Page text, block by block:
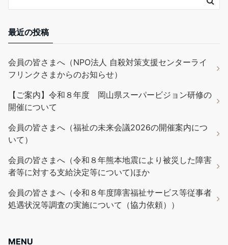
最近の投稿
会員の皆さまへ（NPO法人 自殺対策支援センターライ
フリンクさまからのお知らせ）
【ご案内】令和８年度 岡山県スーパービジョン研修の
開催について
会員の皆さまへ（福祉の未来会議2026の開催案内につ
いて）
会員の皆さまへ（令和８年熊本地震により被災した障害
者等に対する支給決定等について)ほか
会員の皆さまへ（令和８年度障害福祉サービス等従事者
処遇状況等調査の実施について（協力依頼））
MENU